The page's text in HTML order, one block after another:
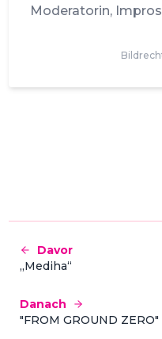
Moderatorin,
Davor
„Mediha“
Danach
"FROM GROUND ZERO"